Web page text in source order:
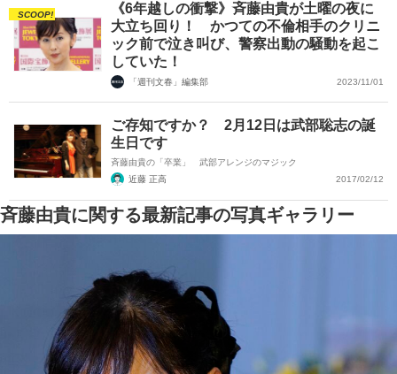
SCOOP!
《6年越しの衝撃》斉藤由貴が土曜の夜に
大立ち回り！ かつての不倫相手のクリニ
ック前で泣き叫び、警察出動の騒動を起こ
していた！
「週刊文春」編集部 2023/11/01
ご存知ですか？ 2月12日は武部聡志の誕
生日です
斉藤由貴の「卒業」 武部アレンジのマジック
近藤 正高
2017/02/12
斉藤由貴に関する最新記事の写真ギャラリー